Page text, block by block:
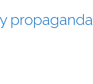
propaganda